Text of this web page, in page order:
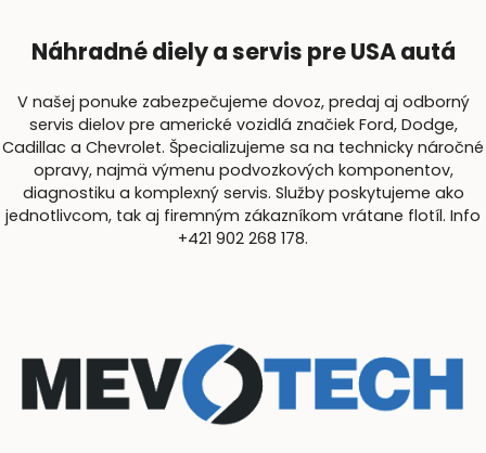
Náhradné diely a servis pre USA autá
V našej ponuke zabezpečujeme dovoz, predaj aj odborný
servis dielov pre americké vozidlá značiek Ford, Dodge,
Cadillac a Chevrolet. Špecializujeme sa na technicky náročné
opravy, najmä výmenu podvozkových komponentov,
diagnostiku a komplexný servis. Služby poskytujeme ako
jednotlivcom, tak aj firemným zákazníkom vrátane flotíl. Info
+421 902 268 178.